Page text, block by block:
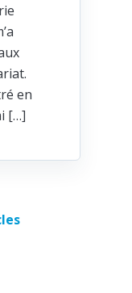
en
[…]